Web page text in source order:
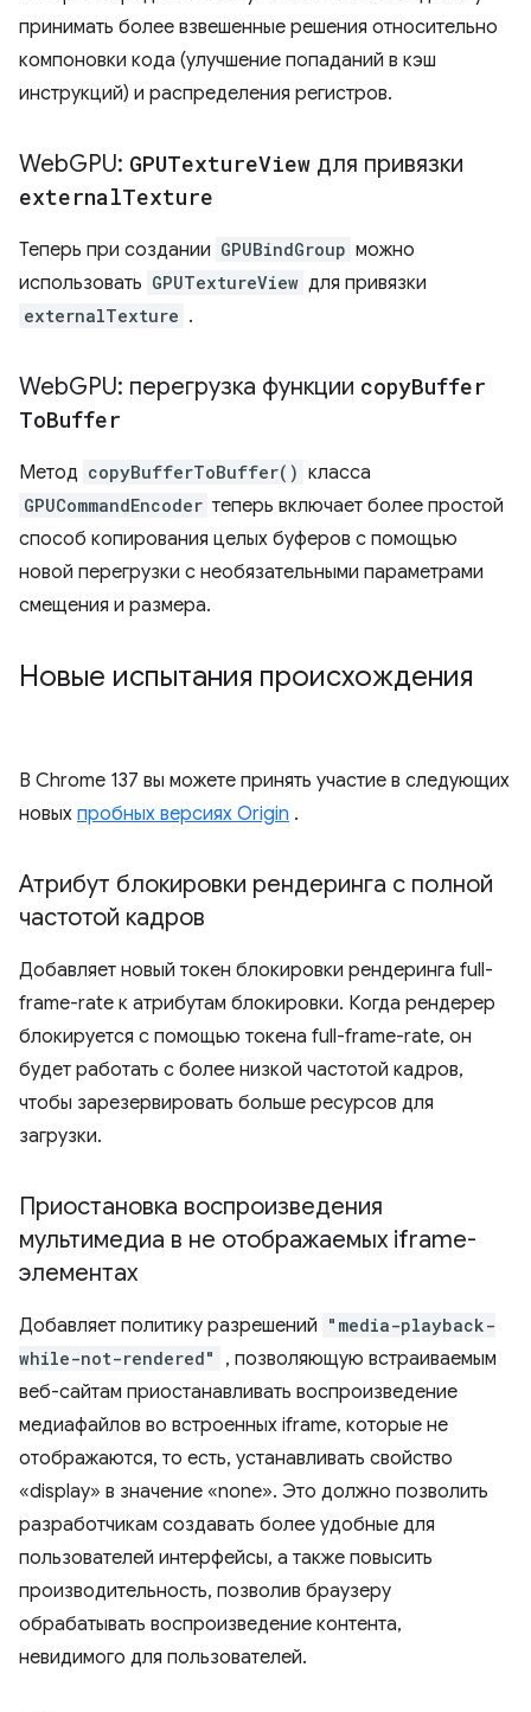
принимать более взвешенные решения относительно
компоновки кода (улучшение попаданий в кэш
инструкций) и распределения регистров.
WebGPU: GPUTextureView для привязки
externalTexture
Теперь при создании GPUBindGroup можно
использовать GPUTextureView для привязки
externalTexture .
WebGPU: перегрузка функции copyBuffer
ToBuffer
Метод copyBufferToBuffer() класса
GPUCommandEncoder теперь включает более простой
способ копирования целых буферов с помощью
новой перегрузки с необязательными параметрами
смещения и размера.
Новые испытания происхождения
В Chrome 137 вы можете принять участие в следующих
новых пробных версиях Origin .
Атрибут блокировки рендеринга с полной
частотой кадров
Добавляет новый токен блокировки рендеринга full-
frame-rate к атрибутам блокировки. Когда рендерер
блокируется с помощью токена full-frame-rate, он
будет работать с более низкой частотой кадров,
чтобы зарезервировать больше ресурсов для
загрузки.
Приостановка воспроизведения
мультимедиа в не отображаемых iframe-
элементах
Добавляет политику разрешений "media-playback-
while-not-rendered"
, позволяющую встраиваемым
веб-сайтам приостанавливать воспроизведение
медиафайлов во встроенных iframe, которые не
отображаются, то есть, устанавливать свойство
«display» в значение «none». Это должно позволить
разработчикам создавать более удобные для
пользователей интерфейсы, а также повысить
производительность, позволив браузеру
обрабатывать воспроизведение контента,
невидимого для пользователей.